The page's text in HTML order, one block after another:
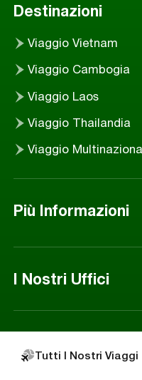
Tutti I Nostri Viaggi
Destinazioni
Viaggio Vietnam
Viaggio Cambogia
Viaggio Laos
Viaggio Thailandia
Viaggio
Più Informazioni
I Nostri Uffici